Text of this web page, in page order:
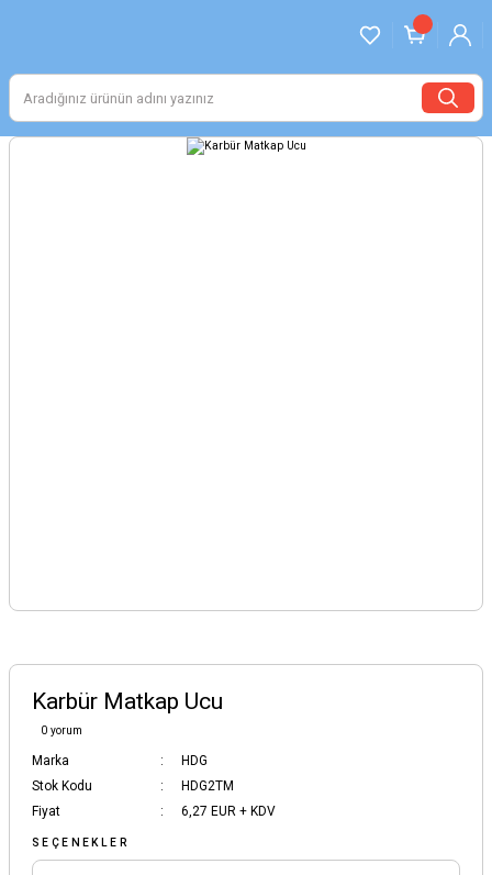
Karbür Matkap Ucu
0 yorum
Marka
HDG
Stok Kodu
HDG2TM
Fiyat
6,27 EUR + KDV
SEÇENEKLER